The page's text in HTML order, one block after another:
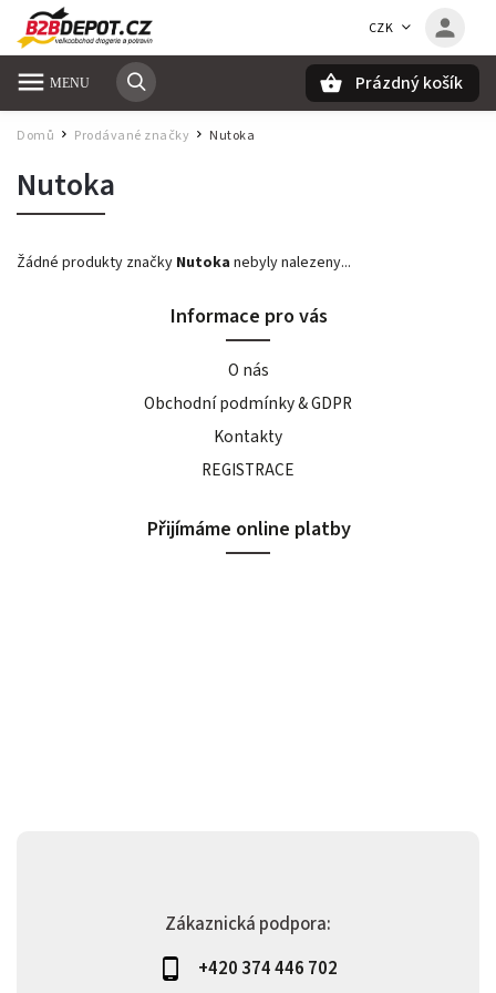
CZK
Prázdný košík
Domů / Prodávané značky / Nutoka
Nutoka
Žádné produkty značky Nutoka nebyly nalezeny...
Zákaznická podpora:
+420 374 446 702
Informace pro vás
O nás
Obchodní podmínky & GDPR
Kontakty
REGISTRACE
Přijímáme online platby